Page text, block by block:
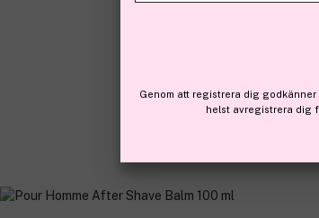
Genom att registrera dig
helst avregistrera dig